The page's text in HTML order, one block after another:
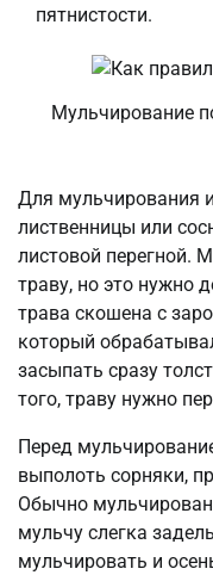
пятнистости.
Мульчирование
Для мульчирования
лиственницы или
листовой перегной.
траву, но это нужно
трава скошена с
который
засыпать сразу
того, траву нужно
Перед
выполоть сорняки,
Обычно
мульчу слегка
мульчировать и